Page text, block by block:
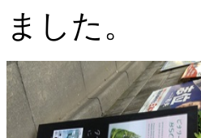
ました。